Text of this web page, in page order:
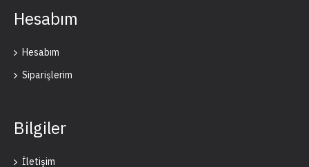
Hesabım
Hesabım
Siparişlerim
Bilgiler
İletişim